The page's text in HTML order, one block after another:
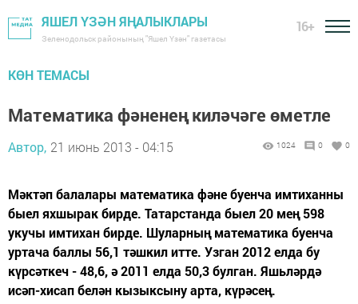
ЯШЕЛ ҮЗӘН ЯҢАЛЫКЛАРЫ
Зеленодольск районының "Яшел Үзән" газетасы
16+
КӨН ТЕМАСЫ
Математика фәненең киләчәге өметле
Автор, 21 июнь 2013 - 04:15 1024 0 0
Мәктәп балалары математика фәне буенча имтиханны
быел яхшырак бирде. Татарстанда быел 20 мең 598
укучы имтихан бирде. Шуларның математика буенча
уртача баллы 56,1 тәшкил итте. Узган 2012 елда бу
күрсәткеч - 48,6, ә 2011 елда 50,3 булган. Яшьләрдә
исәп-хисап белән кызыксыну арта, күрәсең.